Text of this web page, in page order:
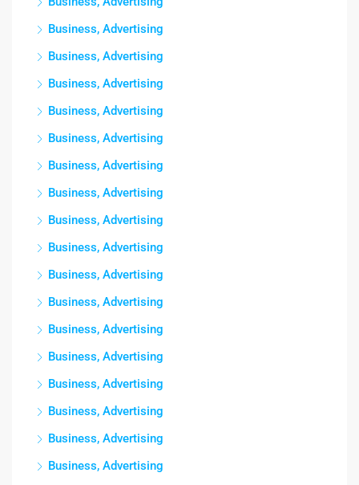
Business, Advertising
Business, Advertising
Business, Advertising
Business, Advertising
Business, Advertising
Business, Advertising
Business, Advertising
Business, Advertising
Business, Advertising
Business, Advertising
Business, Advertising
Business, Advertising
Business, Advertising
Business, Advertising
Business, Advertising
Business, Advertising
Business, Advertising